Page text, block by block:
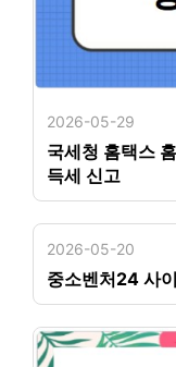
2026-05-29
국세청 홈택스
득세 신고
2026-05-20
중소벤처24 사